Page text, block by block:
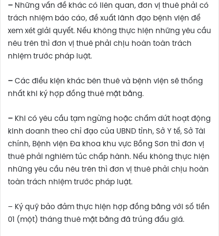
– Những vấn đề khác có liên quan, đơn vị thuê phải có
trách nhiệm báo cáo, đề xuất lãnh đạo bệnh viện để
xem xét giải quyết. Nếu không thực hiện những yêu cầu
nêu trên thì đơn vị thuê phải chịu hoàn toàn trách
nhiệm trước pháp luật.
– Các điều kiện khác bên thuê và bệnh viện sẽ thống
nhất khi ký hợp đồng thuê mặt bằng.
– Khi có yêu cầu tạm ngừng hoặc chấm dứt hoạt động
kinh doanh theo chỉ đạo của UBND tỉnh, Sở Y tế, Sở Tài
chính, Bệnh viện Đa khoa khu vực Bồng Sơn thì đơn vị
thuê phải nghiêm túc chấp hành. Nếu không thực hiện
những yêu cầu nêu trên thì đơn vị thuê phải chịu hoàn
toàn trách nhiệm trước pháp luật.
– Ký quỹ bảo đảm thực hiện hợp đồng bằng với số tiền
01 (một) tháng thuê mặt bằng đã trúng đấu giá.